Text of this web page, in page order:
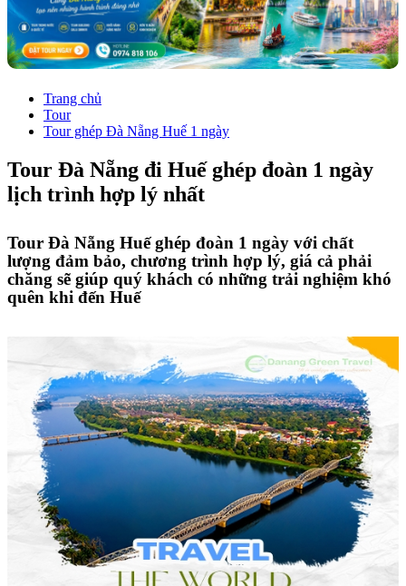
Trang chủ
Tour
Tour ghép Đà Nẵng Huế 1 ngày
Tour Đà Nẵng đi Huế ghép đoàn 1 ngày
lịch trình hợp lý nhất
Tour Đà Nẵng Huế ghép đoàn 1 ngày với chất
lượng đảm bảo, chương trình hợp lý, giá cả phải
chăng sẽ giúp quý khách có những trải nghiệm khó
quên khi đến Huế